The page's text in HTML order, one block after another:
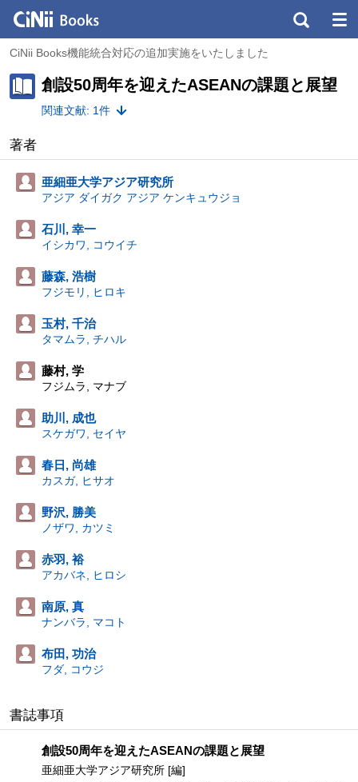
CiNii Books機能統合対応の追加実施をいたしました
創設50周年を迎えたASEANの課題と展望
関連文献: 1件
著者
亜細亜大学アジア研究所
アジア ダイガク アジア ケンキュウジョ
石川, 幸一
イシカワ, コウイチ
藤森, 浩樹
フジモリ, ヒロキ
玉村, 千治
タマムラ, チハル
藤村, 学
フジムラ, マナブ
助川, 成也
スケガワ, セイヤ
春日, 尚雄
カスガ, ヒサオ
野沢, 勝美
ノザワ, カツミ
赤羽, 裕
アカバネ, ヒロシ
南原, 真
ナンバラ, マコト
布田, 功治
フダ, コウジ
書誌事項
創設50周年を迎えたASEANの課題と展望
亜細亜大学アジア研究所 [編]